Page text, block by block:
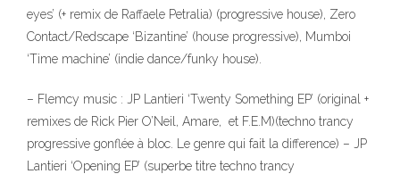
eyes’ (+ remix de Raffaele Petralia) (progressive house), Zero
Contact/Redscape ‘Bizantine’ (house progressive), Mumboi
‘Time machine’ (indie dance/funky house).
– Flemcy music : JP Lantieri ‘Twenty Something EP’ (original +
remixes de Rick Pier O’Neil, Amare, et F.E.M)(techno trancy
progressive gonflée à bloc. Le genre qui fait la difference) – JP
Lantieri ‘Opening EP’ (superbe titre techno trancy